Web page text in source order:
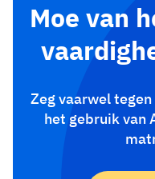
Moe van
Zeg vaarwel
het gebruik van